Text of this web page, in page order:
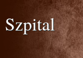
Szpital